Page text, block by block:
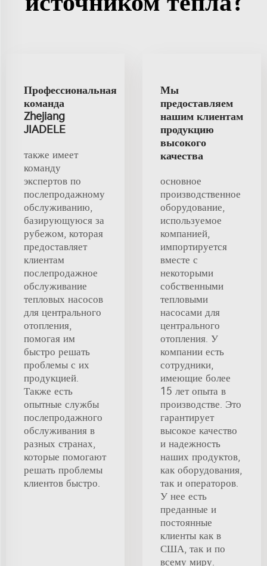
Профессиональная
команда
Zhejiang
JIADELE
также имеет
команду
экспертов по
послепродажному
обслуживанию,
базирующуюся за
рубежом, которая
предоставляет
клиентам
послепродажное
обслуживание
тепловых насосов
для центрального
отопления,
помогая им
быстро решать
проблемы с их
продукцией.
Также есть
опытные службы
послепродажного
обслуживания в
разных странах,
которые помогают
решать проблемы
клиентов быстро.
Мы
предоставляем
нашим клиентам
продукцию
высокого
качества
основное
производственное
оборудование,
используемое
компанией,
импортируется
вместе с
некоторыми
собственными
тепловыми
насосами для
центрального
отопления. У
компании есть
сотрудники,
имеющие более
15 лет опыта в
производстве. Это
гарантирует
высокое качество
и надежность
наших продуктов,
как оборудования,
так и операторов.
У нее есть
преданные и
постоянные
клиенты как в
США, так и по
всему миру.